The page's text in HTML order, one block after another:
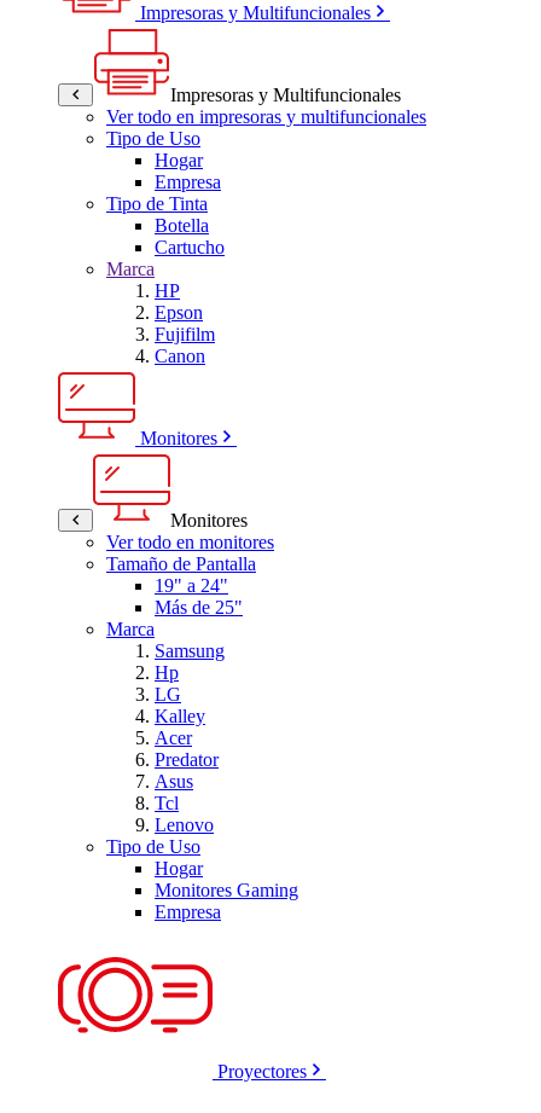
Impresoras y Multifuncionales
Impresoras y Multifuncionales
Ver todo en impresoras y multifuncionales
Tipo de Uso
Hogar
Empresa
Tipo de Tinta
Botella
Cartucho
Marca
HP
Epson
Fujifilm
Canon
Monitores
Monitores
Ver todo en monitores
Tamaño de Pantalla
19" a 24"
Más de 25"
Marca
Samsung
Hp
LG
Kalley
Acer
Predator
Asus
Tcl
Lenovo
Tipo de Uso
Hogar
Monitores Gaming
Empresa
Proyectores